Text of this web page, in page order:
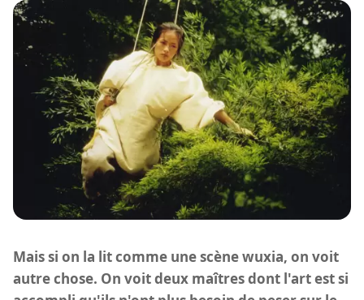
Mais si on la lit comme une scène wuxia, on voit
autre chose. On voit deux maîtres dont l'art est si